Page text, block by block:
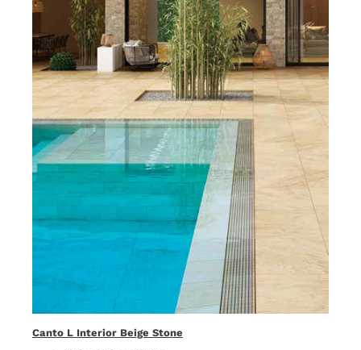
Canto L Interior Beige Stone